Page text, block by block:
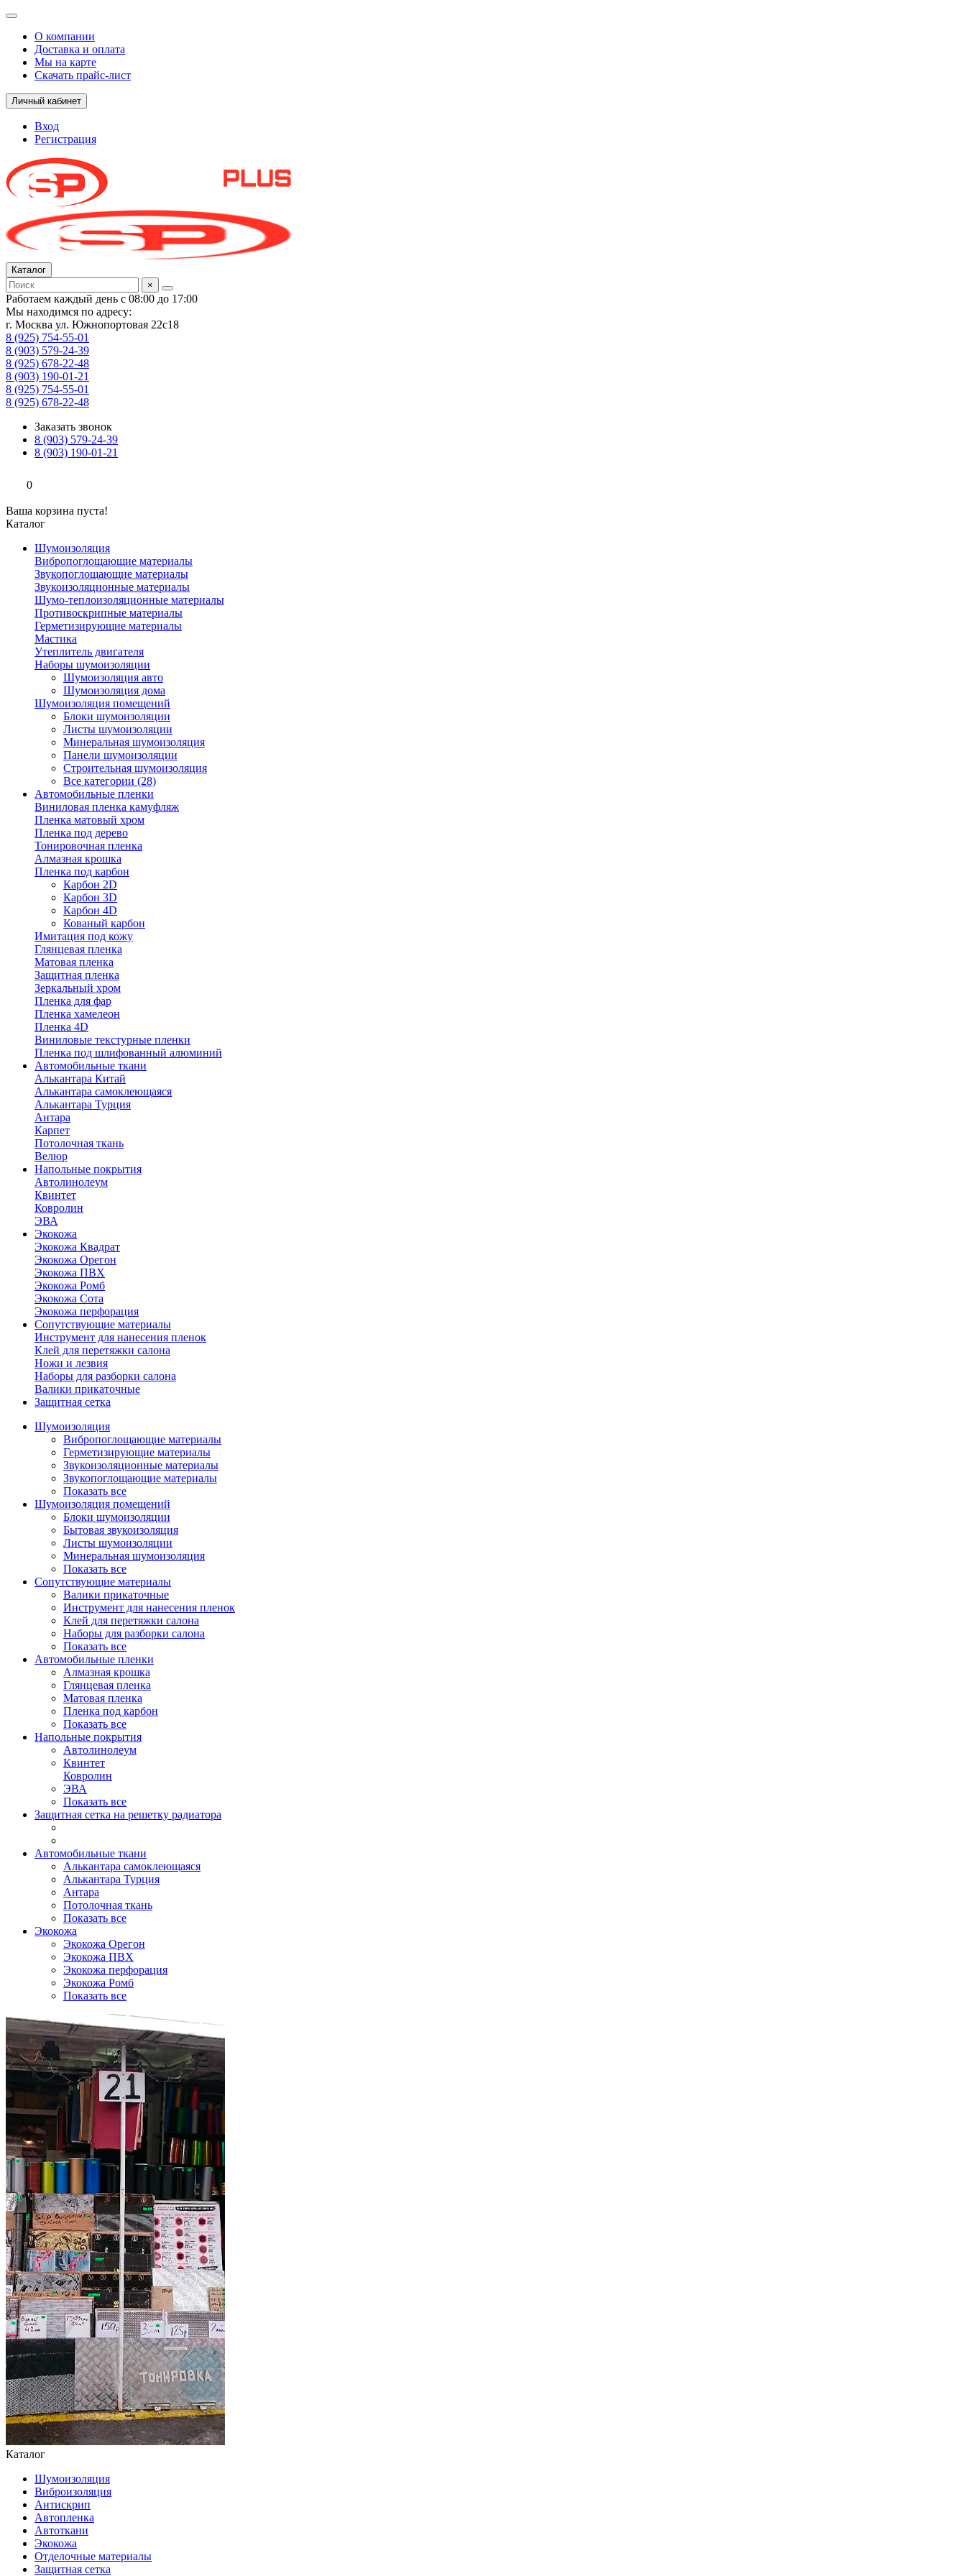
О компании
Доставка и оплата
Мы на карте
Скачать прайс-лист
Личный кабинет
Вход
Регистрация
Каталог
×
Работаем каждый день с 08:00 до 17:00
Мы находимся по адресу:
г. Москва ул. Южнопортовая 22с18
8 (925) 754-55-01
8 (903) 579-24-39
8 (925) 678-22-48
8 (903) 190-01-21
8 (925) 754-55-01
8 (925) 678-22-48
Заказать звонок
8 (903) 579-24-39
8 (903) 190-01-21
0
Ваша корзина пуста!
Каталог
Шумоизоляция
Вибропоглощающие материалы
Звукопоглощающие материалы
Звукоизоляционные материалы
Шумо-теплоизоляционные материалы
Противоскрипные материалы
Герметизирующие материалы
Мастика
Утеплитель двигателя
Наборы шумоизоляции
Шумоизоляция авто
Шумоизоляция дома
Шумоизоляция помещений
Блоки шумоизоляции
Листы шумоизоляции
Минеральная шумоизоляция
Панели шумоизоляции
Строительная шумоизоляция
Все категории (28)
Автомобильные пленки
Виниловая пленка камуфляж
Пленка матовый хром
Пленка под дерево
Тонировочная пленка
Алмазная крошка
Пленка под карбон
Карбон 2D
Карбон 3D
Карбон 4D
Кованый карбон
Имитация под кожу
Глянцевая пленка
Матовая пленка
Защитная пленка
Зеркальный хром
Пленка для фар
Пленка хамелеон
Пленка 4D
Виниловые текстурные пленки
Пленка под шлифованный алюминий
Автомобильные ткани
Алькантара Китай
Алькантара самоклеющаяся
Алькантара Турция
Антара
Карпет
Потолочная ткань
Велюр
Напольные покрытия
Автолинолеум
Квинтет
Ковролин
ЭВА
Экокожа
Экокожа Квадрат
Экокожа Орегон
Экокожа ПВХ
Экокожа Ромб
Экокожа Сота
Экокожа перфорация
Сопутствующие материалы
Инструмент для нанесения пленок
Клей для перетяжки салона
Ножи и лезвия
Наборы для разборки салона
Валики прикаточные
Защитная сетка
Шумоизоляция
Вибропоглощающие материалы
Герметизирующие материалы
Звукоизоляционные материалы
Звукопоглощающие материалы
Показать все
Шумоизоляция помещений
Блоки шумоизоляции
Бытовая звукоизоляция
Листы шумоизоляции
Минеральная шумоизоляция
Показать все
Сопутствующие материалы
Валики прикаточные
Инструмент для нанесения пленок
Клей для перетяжки салона
Наборы для разборки салона
Показать все
Автомобильные пленки
Алмазная крошка
Глянцевая пленка
Матовая пленка
Пленка под карбон
Показать все
Напольные покрытия
Автолинолеум
Квинтет
Ковролин
ЭВА
Показать все
Защитная сетка на решетку радиатора
Автомобильные ткани
Алькантара самоклеющаяся
Алькантара Турция
Антара
Потолочная ткань
Показать все
Экокожа
Экокожа Орегон
Экокожа ПВХ
Экокожа перфорация
Экокожа Ромб
Показать все
Каталог
Шумоизоляция
Виброизоляция
Антискрип
Автопленка
Автоткани
Экокожа
Отделочные материалы
Защитная сетка